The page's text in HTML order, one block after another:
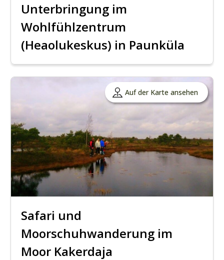
Unterbringung im
Wohlfühlzentrum
(Heaolukeskus) in Paunküla
Auf der Karte ansehen
Safari und
Moorschuhwanderung im
Moor Kakerdaja